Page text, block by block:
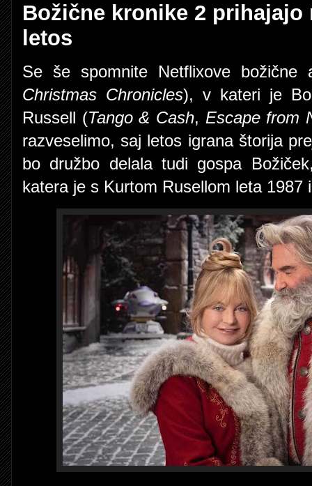
Božične kronike 2 prihajajo
letos
Se še spomnite Netflixove božične
Christmas Chronicles), v kateri je
Russell (Tango & Cash, Escape from
razveselimo, saj letos igrana štorija
bo družbo delala tudi gospa
katera je s Kurtom Rusellom leta